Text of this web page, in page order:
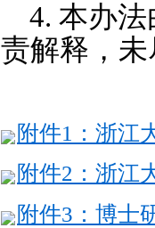
4. 本办法
责解释，
附件1：浙江
附件2：浙江
附件3：博士